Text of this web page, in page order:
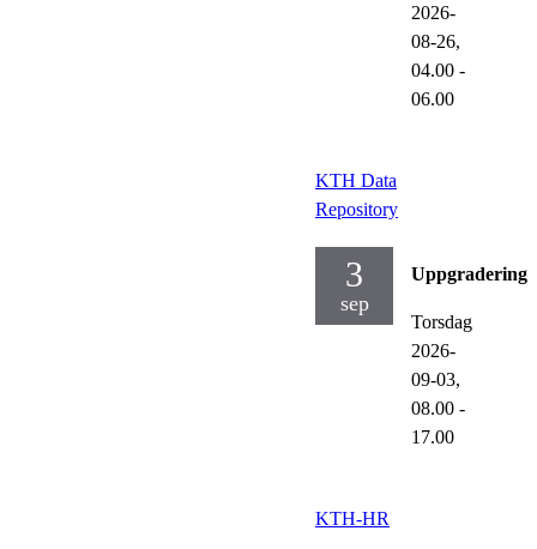
2026-
08-26,
04.00 -
06.00
KTH Data
Repository
3
sep
Torsdag
2026-
09-03,
08.00 -
17.00
KTH-HR